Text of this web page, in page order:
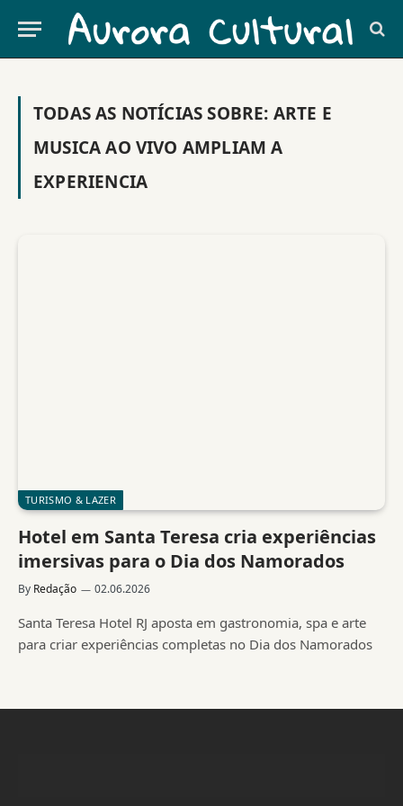
TODAS AS NOTÍCIAS SOBRE: ARTE E
MUSICA AO VIVO AMPLIAM A
EXPERIENCIA
TURISMO & LAZER
Hotel em Santa Teresa cria experiências
imersivas para o Dia dos Namorados
By Redação 02.06.2026
Santa Teresa Hotel RJ aposta em gastronomia, spa e arte
para criar experiências completas no Dia dos Namorados